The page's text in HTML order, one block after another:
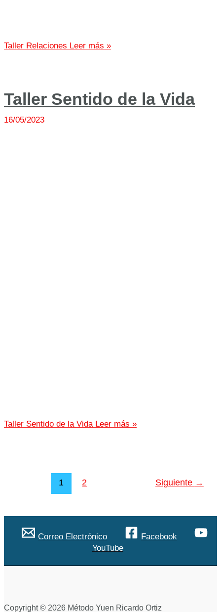
Taller Relaciones Leer más »
Taller Sentido de la Vida
16/05/2023
Taller Sentido de la VidaLeer más »
1 2 Siguiente →
Correo Electrónico
Facebook
YouTube
Copyright © 2026 Método Yuen Ricardo Ortiz